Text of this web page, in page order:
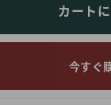
カート
今すぐ